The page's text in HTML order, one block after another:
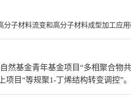
子材料流变和高分子材料成型加工应用
然基金青年基金项目“多相聚合物
项目“等规聚1-丁烯结构转变调控”。